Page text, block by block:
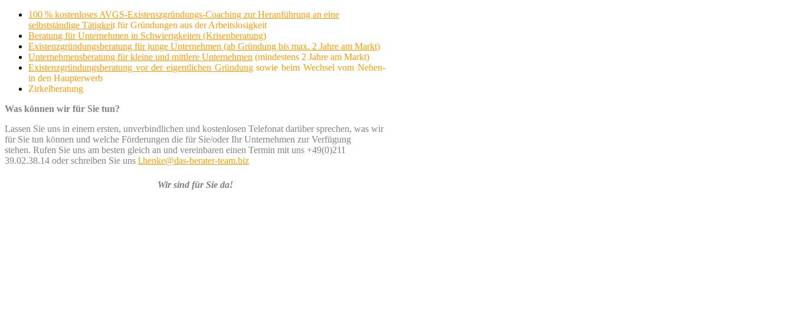
100 % kostenloses AVGS-Existenszgründungs-Coaching zur Heranführung an eine
selbstständige Tätigkeit für Gründungen aus der Arbeitslosigkeit
Beratung für Unternehmen in Schwierigkeiten (Krisenberatung)
Existenzgründungsberatung für junge Unternehmen (ab Gründung bis max. 2 Jahre am Markt)
Unternehmensberatung für kleine und mittlere Unternehmen (mindestens 2 Jahre am Markt)
Existenzgründungsberatung vor der eigentlichen Gründung sowie beim Wechsel vom Neben-
in den Haupterwerb
Zirkelberatung
Was können wir für Sie tun?
Lassen Sie uns in einem ersten, unverbindlichen und kostenlosen Telefonat darüber sprechen, was wir
für Sie tun können und welche Förderungen die für Sie/oder Ihr Unternehmen zur Verfügung
stehen. Rufen Sie uns am besten gleich an und vereinbaren einen Termin mit uns +49(0)211
39.02.38.14 oder schreiben Sie uns l.henke@das-berater-team.biz
Wir sind für Sie da!